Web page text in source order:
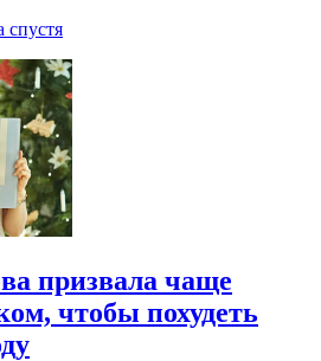
спустя
призвала чаще
чтобы похудеть